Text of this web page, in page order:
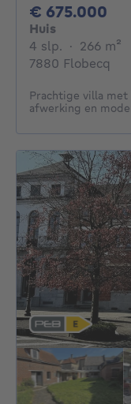
€ 675.000
Huis
4 slp. 4
· 266 m²
7880 Flobecq
Prachtige villa met
afwerking en